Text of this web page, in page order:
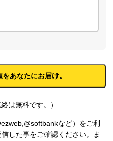
は無料です。）
など）をご利
した事をご確認ください。ま